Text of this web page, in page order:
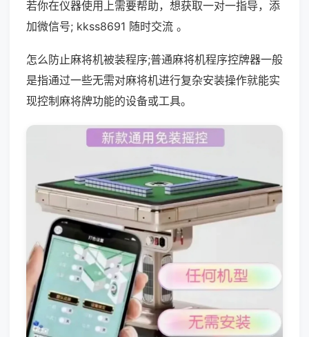
若你在仪器使用上需要帮助，想获取一对一指导，添
加微信号; kkss8691 随时交流 。
怎么防止麻将机被装程序;普通麻将机程序控牌器一般
是指通过一些无需对麻将机进行复杂安装操作就能实
现控制麻将牌功能的设备或工具。